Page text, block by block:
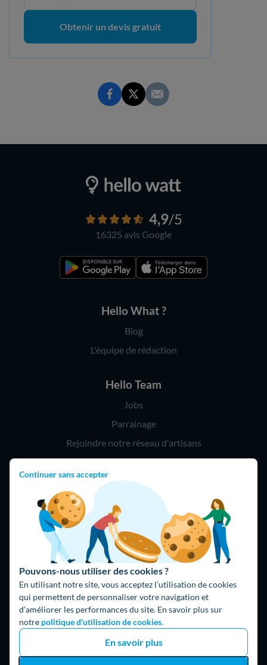
Continuer sans accepter
Pouvons-nous utiliser des cookies ?
En utilisant notre site, vous acceptez l’utilisation de cookies
qui permettent de personnaliser votre navigation et
d’améliorer les performances du site. En savoir plus sur
notre politique d'utilisation de cookies.
En savoir plus
Obtenir un devis gratuit
4,9/5
16325 avis Google
Hello What ?
Blog
L'équipe de rédaction
Hello Team
Jobs
Parrainage
Rejoindre notre réseau d'artisans
Hello !
09 75 18 60 60
(8h-21h)
75018 Paris
Fait avec ⚡ par Hello Watt
© 2026 Hello Watt |CGU|Mentions légales